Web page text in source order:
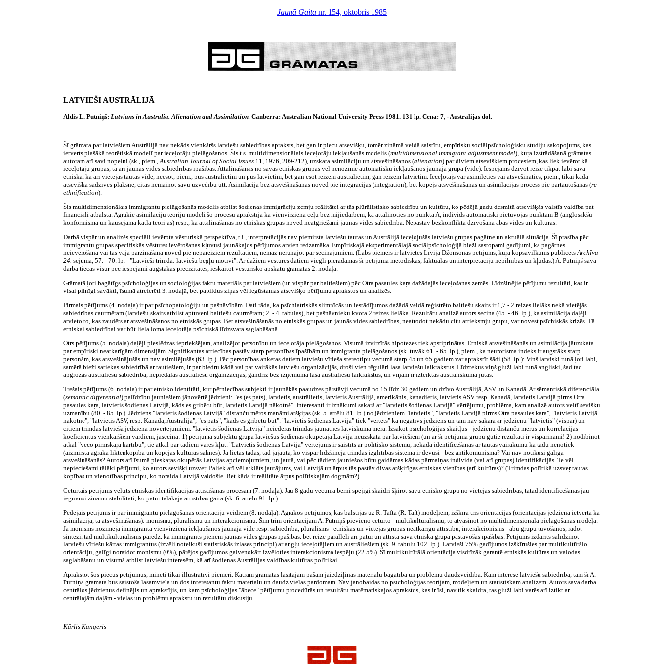
Jaunā Gaita nr. 154, oktobris 1985
LATVIEŠI AUSTRĀLIJĀ
Aldis L. Putniņš: Latvians in Australia. Alienation and Assimilation. Canberra: Australian National University Press 1981. 131 lp. Cena: 7, - Austrālijas dol.
Šī grāmata par latviešiem Austrālijā nav nekāds vienkāršs latviešu sabiedrības apraksts, bet gan ir piecu atsevišķu, tomēr zināmā veidā saistītu, empīrisku sociālpsīcholoģisku studiju sakopojums, kas
ietverts plašākā teorētiskā modelī par ieceļotāju pielāgošanos. Šis t.s. multidimensionālais ieceļotāju iekļaušanās modelis (multidimensional immigrant adjustment model), kuŗa izstrādāšanā grāmatas
autoram arī savi nopelni (sk., piem.,Australian Journal of Social Issues 11, 1976, 209-212), uzskata asimilāciju un atsvešināšanos (alienation) par diviem atsevišķiem procesiem, kas liek ievērot kā
ieceļotāju grupas, tā arī jaunās vides sabiedrības īpašības. Attālināšanās no savas etniskās grupas vēl nenozīmē automatisku iekļaušanos jaunajā grupā (vidē). Iespējams dzīvot reizē tikpat labi savā
etniskā, kā arī vietējās tautas vidē, neesot, piem., pus austrālietim un pus latvietim, bet gan esot reizēm austrālietim, gan reizēm latvietim. Ieceļotājs var asimilēties vai atsvešināties, piem., tikai kādā
atsevišķā sadzīves plāksnē, citās nemainot savu uzvedību utt. Asimilācija bez atsvešināšanās noved pie integrācijas (integration), bet kopējs atsvešināšanās un asimilācijas process pie pārtautošanās (re-
ethnification).
Šis multidimensionālais immigrantu pielāgošanās modelis atbilst šodienas immigrāciju zemju reālitātei ar tās plūrālistisko sabiedrību un kultūru, ko pēdējā gadu desmitā atsevišķās valstīs valdība pat
financiāli atbalsta. Agrākie asimilāciju teoriju modeli šo procesu aprakstīja kā vienvirziena ceļu bez mijiedarbēm, ka attālinoties no punkta A, individs automatiski pietuvojas punktam B (anglosakšu
konformisma un kausējamā katla teorijas) resp., ka attālināšanās no etniskās grupas noved neatgriežami jaunās vides sabiedrībā. Nepastāv bezkonflikta dzīvošana abās vidēs un kultūrās.
Darbā vispār un analizēs speciāli ievērota vēsturiskā perspektīva, t.i., interpretācijās nav piemirsta latviešu tautas un Austrālijā ieceļojušās latviešu grupas pagātne un aktuālā situācija. Šī prasība pēc
immigrantu grupas specifiskās vēstures ievērošanas kļuvusi jaunākajos pētījumos arvien redzamāka. Empīriskajā eksperimentālajā sociālpsīcholoģijā bieži sastopami gadījumi, ka pagātnes
neievērošana vai tās vāja pārzināšana noved pie nepareiziem rezultātiem, nemaz nerunājot par secinājumiem. (Labs piemērs ir latvietes Līvija Džonsonas pētījums, kuŗa kopsavilkums publicētsArchīva
24. sējumā, 57. - 70. lp. - "Latvieši trimdā: latviešu bēgļu motīvi". Ar dažiem vēstures datiem viegli pierādāmas šī pētījuma metodiskās, faktuālās un interpretāciju nepilnības un kļūdas.) A. Putniņš savā
darbā tiecas visur pēc iespējami augstākās precīzitātes, ieskaitot vēsturisko apskatu grāmatas 2. nodaļā.
Grāmatā ļoti bagātīgs psīcholoģijas un socioloģijas faktu materiāls par latviešiem (un vispār par baltiešiem) pēc Otra pasaules kaŗa dažādajās ieceļošanas zemēs. Līdzšinējie pētījumu rezultāti, kas ir
visai pilnīgi savākti, īsumā atreferēti 3. nodaļā, bet papildus ziņas vēl iegūstamas atsevišķo pētījumu aprakstos un analizēs.
Pirmais pētījums (4. nodaļa) ir par psīchopatoloģiju un pašnāvībām. Dati rāda, ka psīchiatriskās slimnīcās un iestādījumos dažādā veidā reģistrēto baltiešu skaits ir 1,7 - 2 reizes lielāks nekā vietējās
sabiedrības caurmēram (latviešu skaits atbilst aptuveni baltiešu caurmēram; 2. - 4. tabulas), bet pašnāvnieku kvota 2 reizes lielāka. Rezultātu analizē autors secina (45. - 46. lp.), ka asimilācija daļēji
atvieto to, kas zaudēts ar atsvešināšanos no etniskās grupas. Bet atsvešināšanās no etniskās grupas un jaunās vides sabiedrības, neatrodot nekādu citu attieksmju grupu, var novest psīchiskās krizēs. Tā
etniskai sabiedrībai var būt liela loma ieceļotāja psīchiskā līdzsvara saglabāšanā.
Otrs pētījums (5. nodala) daļēji pieslēdzas iepriekšējam, analizējot personību un ieceļotāja pielāgošanos. Visumā izvirzītās hipotezes tiek apstiprinātas. Etniskā atsvešināšanās un asimilācija jāuzskata
par empīriski neatkarīgām dimensijām. Signifikantas attiecības pastāv starp personības īpašībām un immigranta pielāgošanos (sk. tuvāk 61. - 65. lp.), piem., ka neurotisma indeks ir augstāks starp
personām, kas atsvešinājušās un nav asimilējušās (63. lp.). Pēc personības anketas datiem latviešu vīrieša stereotipu vecumā starp 45 un 65 gadiem var aprakstīt šādi (58. lp.): Viņš latviski runā ļoti labi,
samērā bieži satiekas sabiedrībā ar tautiešiem, ir par biedru kādā vai pat vairākās latviešu organizācijās, droši vien rēgulāri lasa latviešu laikrakstus. Līdztekus viņš gluži labi runā angliski, šad tad
apgrozās austrāliešu sabiedrībā, nepiedalās austrāliešu organizācijās, gandrīz bez izņēmuma lasa austrāliešu laikrakstus, un viņam ir izteiktas austrāliskuma jūtas.
Trešais pētījums (6. nodala) ir par etnisko identitāti, kur pētniecības subjekti ir jaunākās paaudzes pārstāvji vecumā no 15 līdz 30 gadiem un dzīvo Austrālijā, ASV un Kanadā. Ar sēmantiskā diferenciāla
(semantic differential) palīdzību jauniešiem jānovērtē jēdzieni: "es (es pats), latvietis, austrālietis, latvietis Austrālijā, amerikānis, kanadietis, latvietis ASV resp. Kanadā, latvietis Latvijā pirms Otra
pasaules kaŗa, latvietis šodienas Latvijā, kāds es gribētu būt, latvietis Latvijā nākotnē". Interesanti ir iznākumi sakarā ar "latvietis šodienas Latvijā" vērtējumu, problēma, kam analizē autors veltī sevišķu
uzmanību (80. - 85. lp.). Jēdziens "latvietis šodienas Latvijā" distanču mēros manāmi atšķiŗas (sk. 5. attēlu 81. lp.) no jēdzieniem "latvietis", "latvietis Latvijā pirms Otra pasaules kara", "latvietis Latvijā
nākotnē", "latvietis ASV, resp. Kanadā, Austrālijā", "es pats", "kāds es gribētu būt". "latvietis šodienas Latvijā" tiek "vērtēts" kā negātīvs jēdziens un tam nav sakara ar jēdzienu "latvietis" (vispār) un
citiem trimdas latvieša jēdziena novērtējumiem. "latvietis šodienas Latvijā" neiederas trimdas jaunatnes latviskuma mērā. Izsakot psīcholoģijas skaitļus - jēdzienu distanču mērus un korrelācijas
koeficientus vienkāršiem vārdiem, jāsecina: 1) pētījuma subjektu grupa latviešus šodienas okupētajā Latvijā neuzskata par latviešiem (un ar šī pētījuma grupu gūtie rezultāti ir vispārināmi! 2) nodibinot
atkal "veco pirmskaŗa kārtību", tie atkal par tādiem varēs kļūt. "Latvietis šodienas Latvijā" vērtējums ir saistīts ar polītisko sistēmu, nekāda identificēšanās ar tautas vairākumu kā tādu nenotiek
(aizmirsta agrākā likteņkopība un kopējās kultūras saknes). Ja lietas tādas, tad jājautā, ko vispār līdzšinējā trimdas izglītības sistēma ir devusi - bez antikomūnisma? Vai nav notikusi galīga
atsvešināšanās? Autors arī īsumā pieskaŗas okupētās Latvijas apciemojumiem, un jautā, vai pēc tādiem jauniešos būtu gaidāmas kādas pārmaiņas individa (vai arī grupas) identifikācijās. Te vēl
nepieciešami tālāki pētījumi, ko autors sevišķi uzsveŗ. Paliek arī vēl atklāts jautājums, vai Latvijā un ārpus tās pastāv divas atšķirīgas etniskas vienības (arī kultūras)? (Trimdas polītikā uzsveŗ tautas
kopības un vienotības principu, ko noraida Latvijā valdošie. Bet kāda ir reālitāte ārpus polītiskajām dogmām?)
Ceturtais pētījums veltīts etniskās identifikācijas attīstīšanās procesam (7. nodaļa). Jau 8 gadu vecumā bērni spējīgi skaidri šķirot savu etnisko grupu no vietējās sabiedrības, tātad identificēšanās jau
ieguvusi zināmu stabilitāti, ko patur tālākajā attīstības gaitā (sk. 6. attēlu 91. lp.).
Pēdējais pētījums ir par immigrantu pielāgošanās orientāciju veidiem (8. nodaļa). Agrākos pētījumos, kas balstījās uz R. Tafta (R. Taft) modeļiem, izškīra trīs orientācijas (orientācijas jēdzienā ietverta kā
asimilācija, tā atsvešināšanās): monismu, plūrālismu un interakcionismu. Šīm trim orientācijām A. Putniņš pievieno ceturto - multikultūrālismu, to atvasinot no multidimensionālā pielāgošanās modeļa.
Ja monisms nozīmēja immigranta vienvirziena iekļaušanos jaunajā vidē resp. sabiedrībā, plūrālisms - etniskās un vietējās grupas neatkarīgu attīstību, interakcionisms - abu grupu tuvošanos, radot
sintezi, tad multikultūrālisms paredz, ka immigrants pieņem jaunās vides grupas īpašības, bet reizē parallēli arī patur un attīsta savā etniskā grupā pastāvošās īpašības. Pētījums izdarīts salīdzinot
latviešu vīriešu kārtas immigrantus (izvēli noteikuši statistiskās izlases principi) ar angļu ieceļotājiem un austrāliešiem (sk. 9. tabulu 102. lp.). Latvieši 75% gadījumos izšķīrušies par multikultūrālo
orientāciju, galīgi noraidot monismu (0%), pārējos gadījumos galvenokārt izvēloties interakcionisma iespēju (22.5%). Šī multikultūrālā orientācija visdrīzāk garantē etniskās kultūras un valodas
saglabāšanu un visumā atbilst latviešu interesēm, kā arī šodienas Austrālijas valdības kultūras polītikai.
Aprakstot šos piecus pētījumus, minēti tikai illustrātīvi piemēri. Katram grāmatas lasītājam pašam jāiedziļinās materiālu bagātībā un problēmu daudzveidībā. Kam interesē latviešu sabiedrība, tam šī A.
Putniņa grāmata būs saistoša lasāmviela un dos interesantu faktu materiālu un daudz vielas pārdomām. Nav jānobaidās no psīcholoģijas teorijām, modeļiem un statistiskām analizēm. Autors sava darba
centrālos jēdzienus definējis un aprakstījis, un kam psīcholoģijas "ābece" pētījumu procedūrās un rezultātu matēmatiskajos aprakstos, kas ir īsi, nav tik skaidra, tas gluži labi varēs arī iztikt ar
centrālajām daļām - vielas un problēmu aprakstu un rezultātu diskusiju.
Kārlis Kangeris